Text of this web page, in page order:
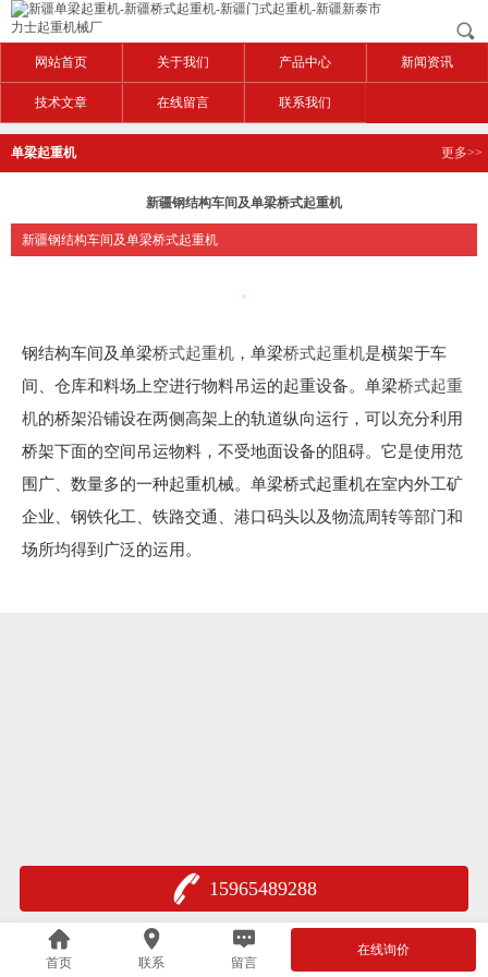
网站首页 关于我们 产品中心 新闻资讯
技术文章 在线留言 联系我们
单梁起重机 更多>>
新疆钢结构车间及单梁桥式起重机
新疆钢结构车间及单梁桥式起重机
钢结构车间及单梁桥式起重机 ，单梁桥式起重机是横架于车
间、仓库和料场上空进行物料吊运的起重设备。单梁桥式起重
机的桥架沿铺设在两侧高架上的轨道纵向运行，可以充分利用
桥架下面的空间吊运物料，不受地面设备的阻碍。它是使用范
围广、数量多的一种起重机械。单梁桥式起重机在室内外工矿
企业、钢铁化工、铁路交通、港口码头以及物流周转等部门和
场所均得到广泛的运用。
15965489288
首页 联系 留言
在线询价